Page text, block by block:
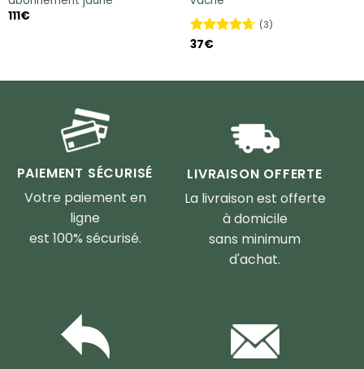
111€
Note
(3)
37€
PAIEMENT SÉCURISÉ
Votre paiement en
ligne
est 100% sécurisé.
LIVRAISON OFFERTE
La livraison est offerte
à domicile
sans minimum
d'achat.